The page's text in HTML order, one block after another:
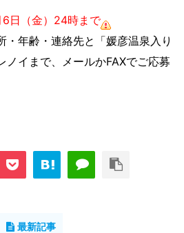
日（金）24時まで
・年齢・連絡先と「媛彦温泉入り
ノイまで、メールかFAXでご応募
最新記事